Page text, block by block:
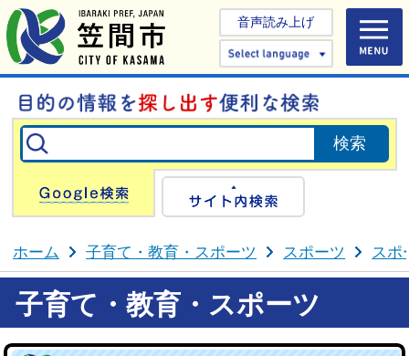
音声読み上げ
Select
Google検索
ホーム 子育て・教育・スポーツ スポーツ スポ
子育て・教育・スポーツ